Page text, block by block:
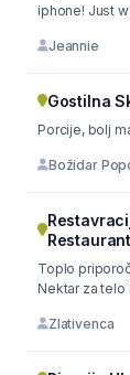
iphone! Just
Jeannie
Gostilna
Porcije, bolj
Božidar
Restaurant
Toplo
Nektar za telo
Zlativenca